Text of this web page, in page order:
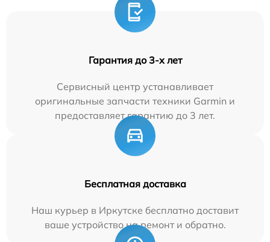
Гарантия до 3-х лет
Сервисный центр устанавливает
оригинальные запчасти техники Garmin и
предоставляет гарантию до 3 лет.
Бесплатная доставка
Наш курьер в Иркутске бесплатно доставит
ваше устройство на ремонт и обратно.